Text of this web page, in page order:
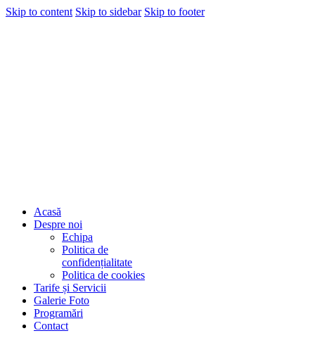
Skip to content Skip to sidebar Skip to footer
Acasă
Despre noi
Echipa
Politica de
confidențialitate
Politica de cookies
Tarife și Servicii
Galerie Foto
Programări
Contact